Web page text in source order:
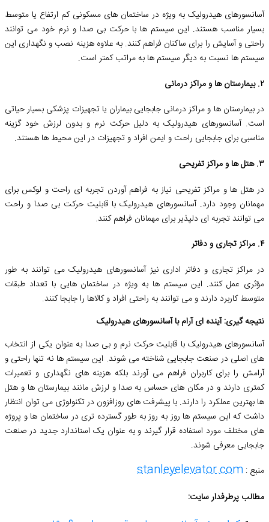
آسانسورهای هیدرولیک به ویژه در ساختمان های مسکونی کم ارتفاع یا متوسط
بسیار مناسب هستند. این سیستم ها با حرکت بی صدا و نرم خود می توانند
راحتی و آسایش را برای ساکنان فراهم کنند. به علاوه هزینه نصب و نگهداری این
سیستم ها نسبت به دیگر سیستم ها به مراتب کمتر است.
۲. بیمارستان ها و مراکز درمانی
در بیمارستان ها و مراکز درمانی جابجایی بیماران یا تجهیزات پزشکی بسیار حیاتی
است. آسانسورهای هیدرولیک به دلیل حرکت نرم و بدون لرزش خود گزینه
مناسبی برای جابجایی راحت و ایمن افراد و تجهیزات در این محیط ها هستند.
۳. هتل ها و مراکز تفریحی
در هتل ها و مراکز تفریحی نیاز به فراهم آوردن تجربه ای راحت و لوکس برای
مهمانان وجود دارد. آسانسورهای هیدرولیک با قابلیت حرکت بی صدا و راحت
می توانند تجربه ای دلپذیر برای مهمانان فراهم کنند.
۴. مراکز تجاری و دفاتر
در مراکز تجاری و دفاتر اداری نیز آسانسورهای هیدرولیک می توانند به طور
مؤثری عمل کنند. این سیستم ها به ویژه در ساختمان هایی با تعداد طبقات
متوسط کاربرد دارند و می توانند به راحتی افراد و کالاها را جابجا کنند.
نتیجه گیری: آینده ای آرام با آسانسورهای هیدرولیک
آسانسورهای هیدرولیک با قابلیت حرکت نرم و بی صدا به عنوان یکی از انتخاب
های اصلی در صنعت جابجایی شناخته می شوند. این سیستم ها نه تنها راحتی و
آرامش را برای کاربران فراهم می آورند بلکه هزینه های نگهداری و تعمیرات
کمتری دارند و در مکان های حساس به صدا و لرزش مانند بیمارستان ها و هتل
ها بهترین عملکرد را دارند. با پیشرفت های روزافزون در تکنولوژی می توان انتظار
داشت که این سیستم ها روز به روز به طور گسترده تری در ساختمان ها و پروژه
های مختلف مورد استفاده قرار گیرند و به عنوان یک استاندارد جدید در صنعت
جابجایی معرفی شوند.
منبع : stanleyelevator.com
مطالب پرطرفدار سایت: